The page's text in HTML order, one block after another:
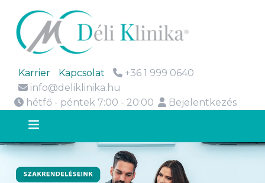
Karrier Kapcsolat
+36 1 999 0640
info@deliklinika.hu
hétfő - péntek 7:00 - 20:00
Bejelentkezés